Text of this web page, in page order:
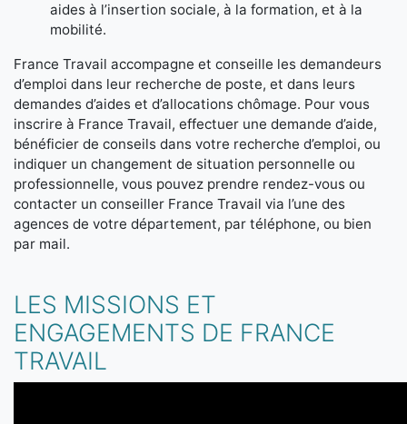
aides à l’insertion sociale, à la formation, et à la
mobilité.
France Travail accompagne et conseille les demandeurs
d’emploi dans leur recherche de poste, et dans leurs
demandes d’aides et d’allocations chômage. Pour vous
inscrire à France Travail, effectuer une demande d’aide,
bénéficier de conseils dans votre recherche d’emploi, ou
indiquer un changement de situation personnelle ou
professionnelle, vous pouvez prendre rendez-vous ou
contacter un conseiller France Travail via l’une des
agences de votre département, par téléphone, ou bien
par mail.
LES MISSIONS ET
ENGAGEMENTS DE FRANCE
TRAVAIL